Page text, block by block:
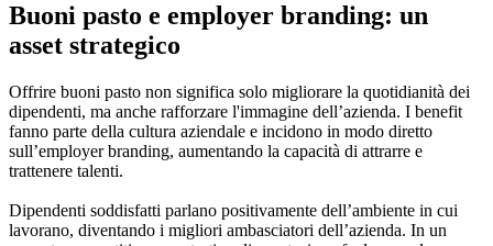
Buoni pasto e employer branding: un
asset strategico
Offrire buoni pasto non significa solo migliorare la quotidianità dei
dipendenti, ma anche rafforzare l'immagine dell’azienda. I benefit
fanno parte della cultura aziendale e incidono in modo diretto
sull’employer branding, aumentando la capacità di attrarre e
trattenere talenti.
Dipendenti soddisfatti parlano positivamente dell’ambiente in cui
lavorano, diventando i migliori ambasciatori dell’azienda. In un